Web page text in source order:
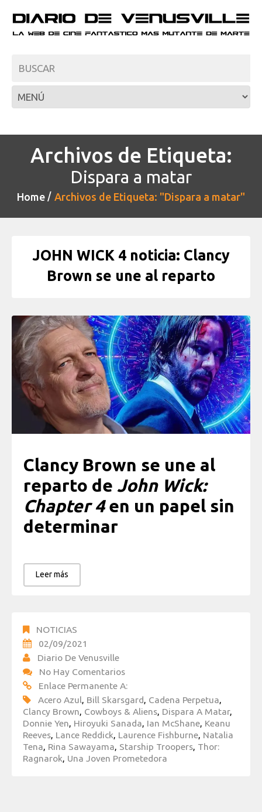
Archivos de Etiqueta:
Dispara a matar
Home Archivos de Etiqueta: "Dispara a matar"
JOHN WICK 4 noticia: Clancy
Brown se une al reparto
Clancy Brown se une al
reparto de John Wick:
Chapter 4en un papel sin
determinar
Leer más
NOTICIAS
02/09/2021
Diario De Venusville
No Hay Comentarios
Enlace Permanente A:
Acero Azul, Bill Skarsgard, Cadena Perpetua,
Clancy Brown, Cowboys & Aliens, Dispara A Matar,
Donnie Yen, Hiroyuki Sanada, Ian McShane, Keanu
Reeves, Lance Reddick, Laurence Fishburne, Natalia
Tena, Rina Sawayama, Starship Troopers, Thor:
Ragnarok, Una Joven Prometedora